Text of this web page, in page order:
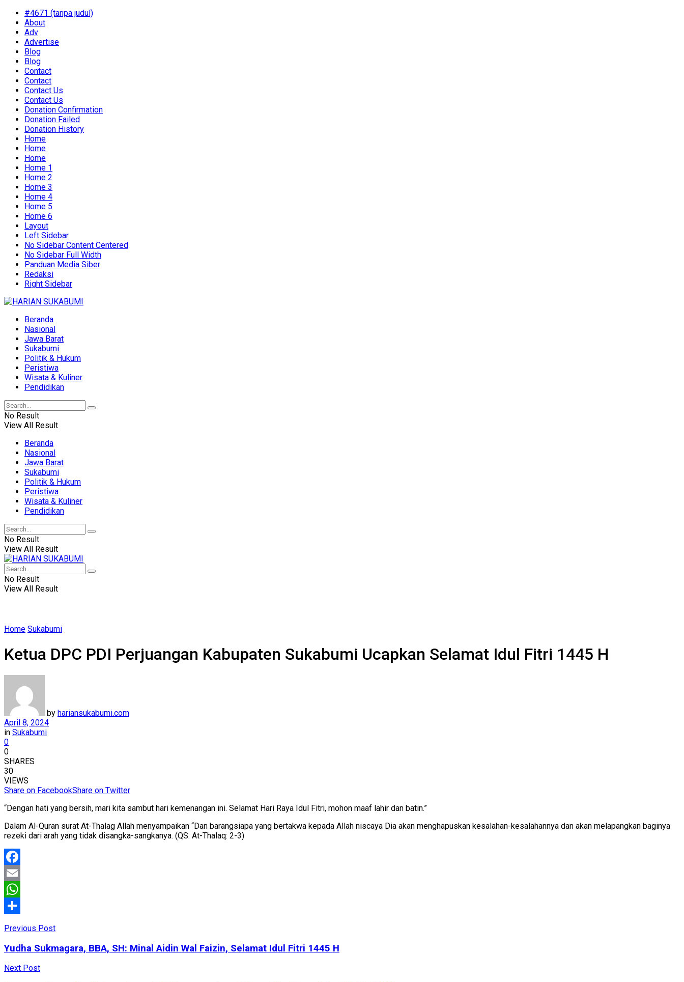
#4671 (tanpa judul)
About
Adv
Advertise
Blog
Blog
Contact
Contact
Contact Us
Contact Us
Donation Confirmation
Donation Failed
Donation History
Home
Home
Home
Home 1
Home 2
Home 3
Home 4
Home 5
Home 6
Layout
Left Sidebar
No Sidebar Content Centered
No Sidebar Full Width
Panduan Media Siber
Redaksi
Right Sidebar
Beranda
Nasional
Jawa Barat
Sukabumi
Politik & Hukum
Peristiwa
Wisata & Kuliner
Pendidikan
No Result
View All Result
Beranda
Nasional
Jawa Barat
Sukabumi
Politik & Hukum
Peristiwa
Wisata & Kuliner
Pendidikan
No Result
View All Result
No Result
View All Result
Home Sukabumi
Ketua DPC PDI Perjuangan Kabupaten Sukabumi Ucapkan Selamat Idul Fitri 1445 H
by hariansukabumi.com
April 8, 2024
in Sukabumi
0
0
SHARES
30
VIEWS
Share on FacebookShare on Twitter
“Dengan hati yang bersih, mari kita sambut hari kemenangan ini. Selamat Hari Raya Idul Fitri, mohon maaf lahir dan batin.”
Dalam Al-Quran surat At-Thalag Allah menyampaikan “Dan barangsiapa yang bertakwa kepada Allah niscaya Dia akan menghapuskan kesalahan-kesalahannya dan akan melapangkan baginya
rezeki dari arah yang tidak disangka-sangkanya. (QS. At-Thalaq: 2-3)
Facebook
Email
WhatsApp
Previous Post
Yudha Sukmagara, BBA, SH: Minal Aidin Wal Faizin, Selamat Idul Fitri 1445 H
Next Post